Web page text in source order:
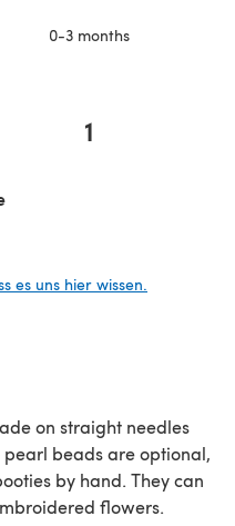
0-3 months
1
es uns hier wissen.
on straight needles
beads are optional,
by hand. They can
flowers.